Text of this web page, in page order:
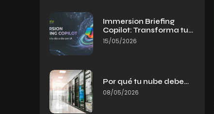
Immersion Briefing
Copilot: Transforma tu…
15/05/2026
Por qué tu nube debe…
08/05/2026